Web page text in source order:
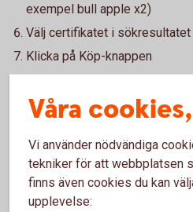
exempel bull apple x2)
Välj certifikatet i sökresultatet
Klicka på Köp-knappen
Kostnader
När man handlar Swedbanks
man courtage, precis som vid
Swedbanks Bull & Bear-
mobilbanken är avgiftsfri, för
Våra
Vi använder nödvändiga
tekniker för att webbplatsen
finns även cookies du kan
upplevelse: